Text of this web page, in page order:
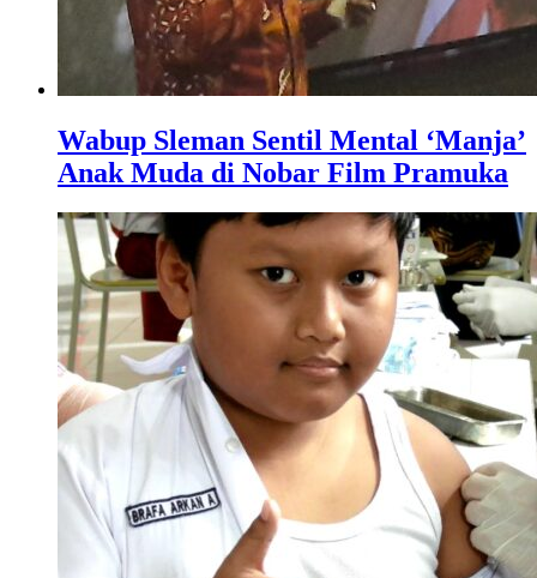
Wabup Sleman Sentil Mental ‘Manja’
Anak Muda di Nobar Film Pramuka